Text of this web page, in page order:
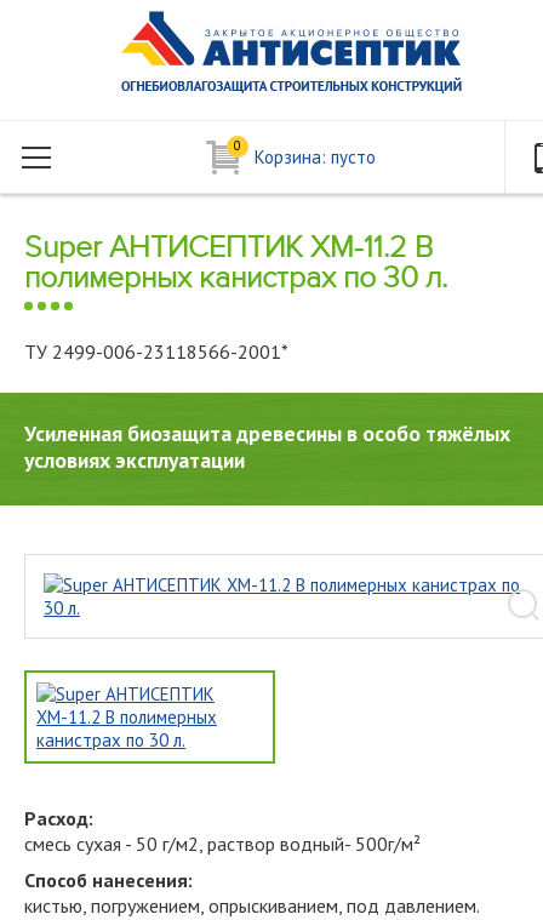
0 Корзина: пусто
Super АНТИСЕПТИК ХМ-11.2 В
полимерных канистрах по 30 л.
ТУ 2499-006-23118566-2001*
Усиленная биозащита древесины в особо тяжёлых
условиях эксплуатации
Расход:
смесь сухая - 50 г/м2, раствор водный- 500г/м²
Способ нанесения:
кистью, погружением, опрыскиванием, под давлением.